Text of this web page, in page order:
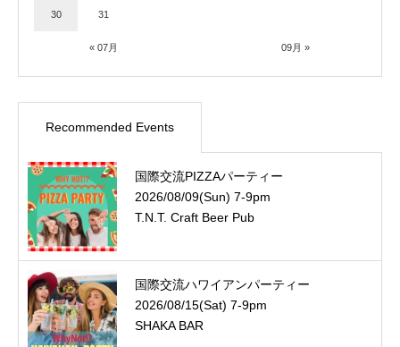
« 07月 09月 »
30 31
Recommended Events
国際交流PIZZAパーティー
2026/08/09(Sun) 7-9pm
T.N.T. Craft Beer Pub
国際交流ハワイアンパーティー
2026/08/15(Sat) 7-9pm
SHAKA BAR